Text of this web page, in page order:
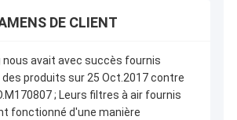
DE CLIENT
nous avait avec succès fournis
des produits sur 25 Oct.2017 contre
; Leurs filtres à air fournis
fonctionné d'une manière